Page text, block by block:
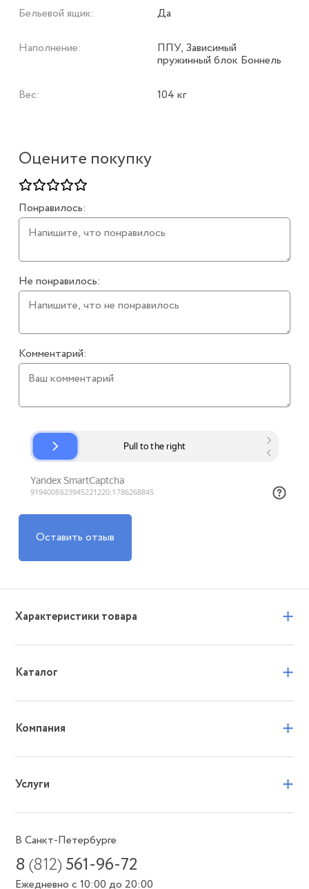
Оцените покупку
Понравилось:
Не понравилось:
Комментарий:
Оставить отзыв
Бельевой ящик: Да
Наполнение: ППУ, Зависимый
пружинный блок Боннель
Вес: 104 кг
Характеристики товара +
Каталог +
Компания +
Услуги +
В Санкт-Петербурге
8(812) 561-96-72
Ежедневно с 10:00 до 20:00